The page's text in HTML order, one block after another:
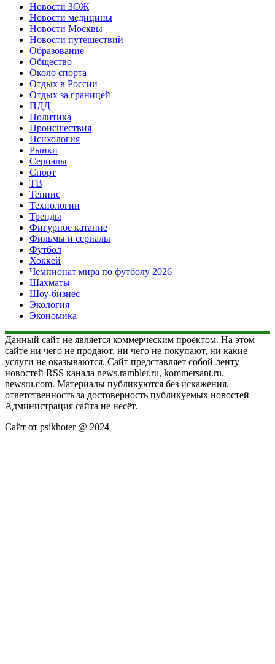
Новости ЗОЖ
Новости медицины
Новости Москвы
Новости путешествий
Образование
Общество
Около спорта
Отдых в России
Отдых за границей
ПДД
Политика
Происшествия
Психология
Рынки
Сериалы
Спорт
ТВ
Теннис
Технологии
Тренды
Фигурное катание
Фильмы и сериалы
Футбол
Хоккей
Чемпионат мира по футболу 2026
Шахматы
Шоу-бизнес
Экология
Экономика
Данный сайт не является коммерческим проектом. На этом
сайте ни чего не продают, ни чего не покупают, ни какие
услуги не оказываются. Сайт представляет собой ленту
новостей RSS канала news.rambler.ru, kommersant.ru,
newsru.com. Материалы публикуются без искажения,
ответственность за достоверность публикуемых новостей
Администрация сайта не несёт.
Сайт от psikhoter @ 2024